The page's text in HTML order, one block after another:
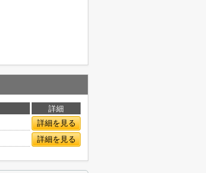
詳細
詳細を見る
詳細を見る